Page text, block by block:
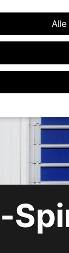
Wenn Sie unter 16
andere uns helfen,
Inhaltsmessung.
Hier finden Sie eine
geben oder sich
Alle akzeptieren